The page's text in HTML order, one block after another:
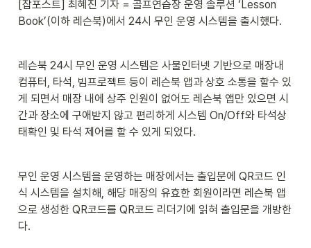
없어도 레슨북 앱만 있으면 시간과 장소
에 구애받지 않고 편리하게 시스템
On/Off와 타석상태확인 및 타석 제어를
식 시스템을 설치해, 해당 매장의 유효한
회원이라면
[잡포스트] 최혜진 기자 = 골프연습장 운영 솔루션 ‘Lesson
Book’(이하 레슨북)에서 24시 무인 운영 시스템을 출시했다.
레슨북 24시 무인 운영 시스템은 사물인터넷 기반으로 매장내
컴퓨터, 타석, 빔프로젝트 등이 레슨북 앱과 상호 소통을 할수 있
게 되면서 매장 내에 상주 인원이 없어도 레슨북 앱만 있으면 시
간과 장소에 구애받지 않고 편리하게 시스템 On/Off와 타석상
태확인 및 타석 제어를 할 수 있게 되었다.
무인 운영 시스템을 운영하는 매장에서는 출입문에 QR코드 인
식 시스템을 설치해, 해당 매장의 유효한 회원이라면 레슨북 앱
으로 생성한 QR코드를 QR코드 리더기에 읽혀 출입문을 개방한
다.